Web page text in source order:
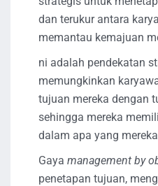
dan terukur antara
memantau kemajuan
ni adalah pendekatan
memungkinkan
tujuan mereka dengan
sehingga mereka
dalam apa yang
Gaya management by
penetapan tujuan,